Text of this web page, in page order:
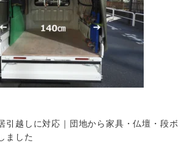
引越しに対応｜団地から家具・仏壇・段ボ
ました